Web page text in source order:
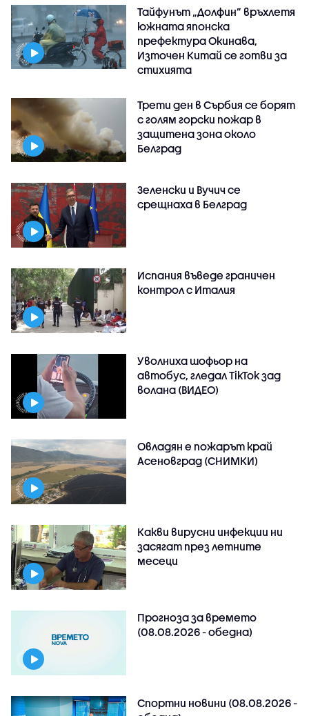
Тайфунът „Долфин” връхлетя
южната японска
префектура Окинава,
Източен Китай се готви за
стихията
Трети ден в Сърбия се борят
с голям горски пожар в
защитена зона около
Белград
Зеленски и Вучич се
срещнаха в Белград
Испания въведе граничен
контрол с Италия
Уволниха шофьор на
автобус, гледал TikTok зад
волана (ВИДЕО)
Овладян е пожарът край
Асеновград (СНИМКИ)
Какви вирусни инфекции ни
засягат през летните
месеци
Прогноза за времето
(08.08.2026 - обедна)
Спортни новини (08.08.2026 -